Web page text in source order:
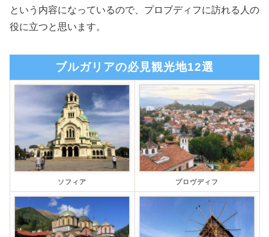
という内容になっているので、プロブディフに訪れる人の
役に立つと思います。
ブルガリアの必見観光地12選
ソフィア プロヴディフ